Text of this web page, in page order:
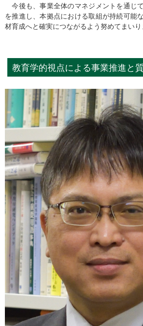
今後も、事業全体のマネジメントを通じ
を推進し、本拠点における取組が持続可能
材育成へと確実につながるよう努めてまいり
教育学的視点による事業推進と